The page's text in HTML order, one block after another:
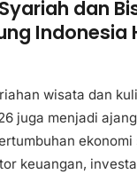
dan
Indonesia
wisata dan
juga menjadi
ekonomi
keuangan,